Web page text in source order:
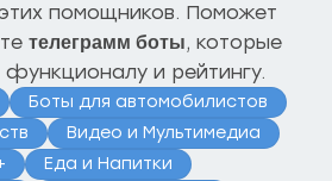
помощников. Поможет
телеграмм боты, которые
и рейтингу.
Боты для автомобилистов
Видео и Мультимедиа
Еда и Напитки